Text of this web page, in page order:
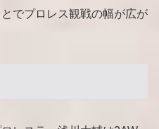
でプロレス観戦の幅が広が